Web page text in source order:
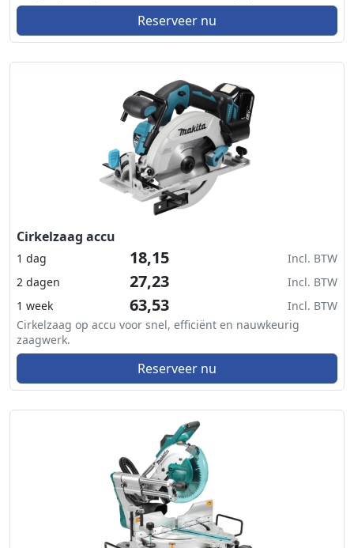
Reserveer nu
Cirkelzaag accu
1 dag 18,15
Incl. BTW
2 dagen
27,23
Incl. BTW
1 week
63,53
Incl. BTW
Cirkelzaag op accu voor snel, efficiënt en nauwkeurig
zaagwerk.
Reserveer nu